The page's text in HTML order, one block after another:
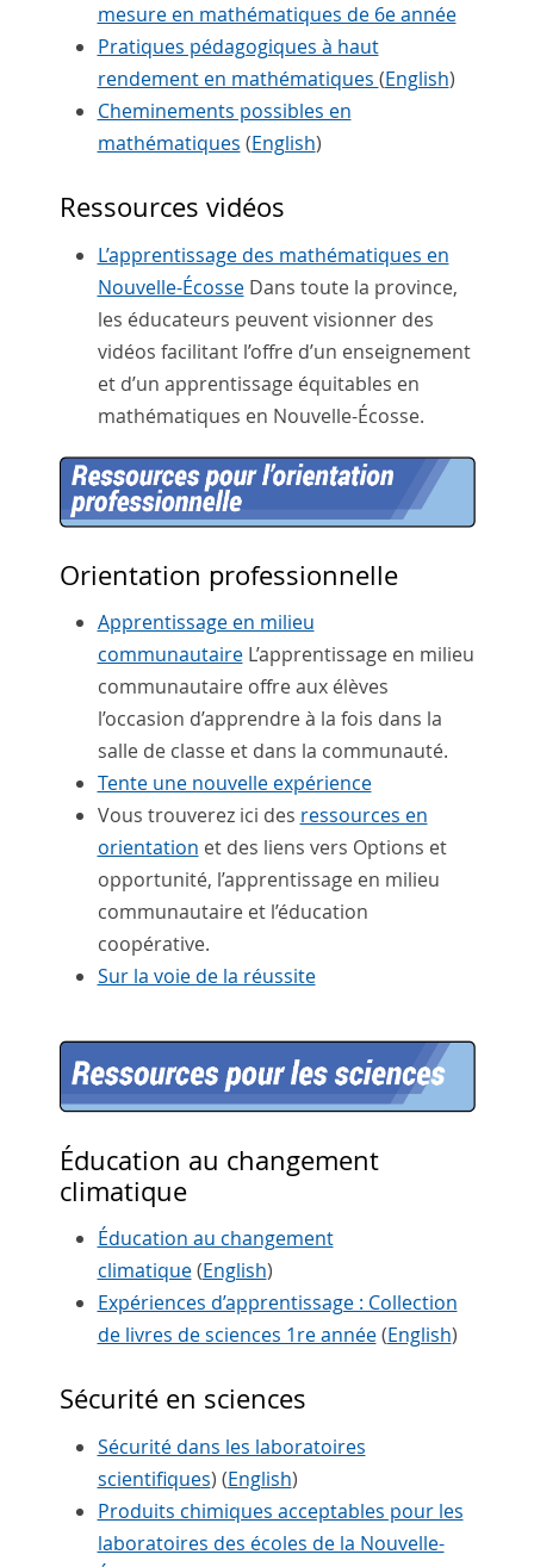
mesure en mathématiques de 6e année
Pratiques pédagogiques à haut
rendement en mathématiques (English)
Cheminements possibles en
mathématiques (English)
Ressources vidéos
L’apprentissage des mathématiques en
Nouvelle-ÉcosseDans toute la province,
les éducateurs peuvent visionner des
vidéos facilitant l’offre d’un enseignement
et d’un apprentissage équitables en
mathématiques en Nouvelle-Écosse.
Orientation professionnelle
Apprentissage en milieu
communautaireL’apprentissage en milieu
communautaire offre aux élèves
l’occasion d’apprendre à la fois dans la
salle de classe et dans la communauté.
Tente une nouvelle expérience
Vous trouverez ici des ressources en
orientation et des liens vers Options et
opportunité, l’apprentissage en milieu
communautaire et l’éducation
coopérative.
Sur la voie de la réussite
Éducation au changement
climatique
Éducation au changement
climatique(English)
Expériences d’apprentissage : Collection
de livres de sciences 1re année(English)
Sécurité en sciences
Sécurité dans les laboratoires
scientifiques) (English)
Produits chimiques acceptables pour les
laboratoires des écoles de la Nouvelle-